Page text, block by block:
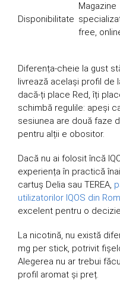
Disponibilitate
Magazine
free,
Diferența-cheie la gust
livrează același profil de
dacă-ți place Red, îți
schimbă regulile: apeși
sesiunea are două faze
pentru alții e obositor.
Dacă nu ai folosit încă
experiența în practică
cartuș Delia sau TEREA,
utilizatorilor IQOS din
excelent pentru o
La nicotină, nu există
mg per stick, potrivit
Alegerea nu ar trebui
profil aromat și preț.